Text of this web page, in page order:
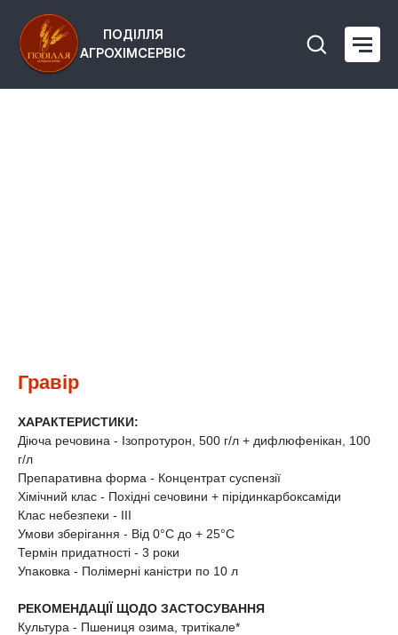
ПОДІЛЛЯ
АГРОХІМСЕРВІС
Гравір
ХАРАКТЕРИСТИКИ:
Діюча речовина - Ізопротурон, 500 г/л + дифлюфенікан, 100
г/л
Препаративна форма - Концентрат суспензії
Хімічний клас - Похідні сечовини + пірідинкарбоксаміди
Клас небезпеки - ІІІ
Умови зберігання - Від 0°С до + 25°С
Термін придатності - 3 роки
Упаковка - Полімерні каністри по 10 л
РЕКОМЕНДАЦІЇ ЩОДО ЗАСТОСУВАННЯ
Культура - Пшениця озима, тритікале*